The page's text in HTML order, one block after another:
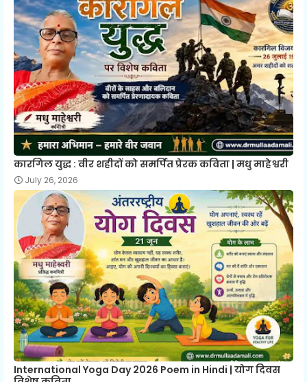
कारगिल युद्ध : वीर शहीदों को समर्पित प्रेरक कविता | मधु माहेश्वरी
July 26, 2026
International Yoga Day 2026 Poem in Hindi | योग दिवस